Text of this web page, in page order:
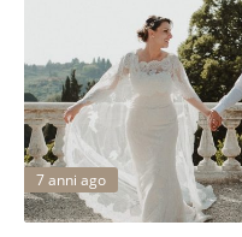
7 anni ago